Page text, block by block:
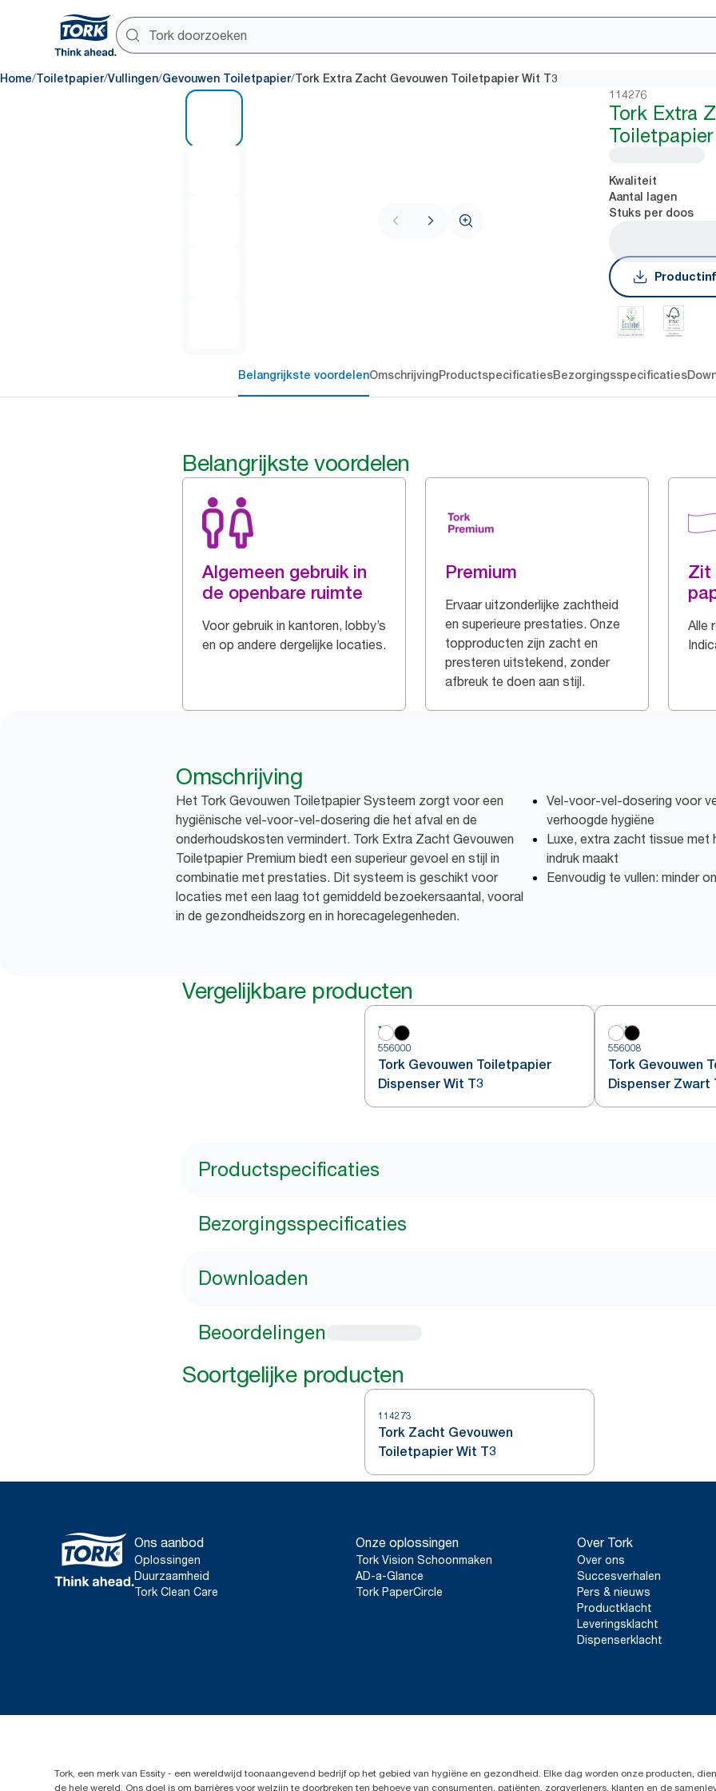
Home/Toiletpapier/Vullingen/Gevouwen Toiletpapier/Tork Extra Zacht Gevouwen Toiletpapier Wit T3
114276
Tork Extra
Kwaliteit
Aantal lagen
Stuks per doos
Belangrijkste voordelenOmschrijvingProductspecificatiesBezorgingsspecificaties
Belangrijkste voordelen
Algemeen gebruik in
de openbare ruimte
Voor gebruik in kantoren, lobby’s
en op andere dergelijke locaties.
Premium
Ervaar uitzonderlijke zachtheid
en superieure prestaties. Onze
topproducten zijn zacht en
presteren uitstekend, zonder
afbreuk te doen aan stijl.
Zit
Alle
Omschrijving
Het Tork Gevouwen Toiletpapier Systeem zorgt voor een
hygiënische vel-voor-vel-dosering die het afval en de
onderhoudskosten vermindert. Tork Extra Zacht Gevouwen
Toiletpapier Premium biedt een superieur gevoel en stijl in
combinatie met prestaties. Dit systeem is geschikt voor
locaties met een laag tot gemiddeld bezoekersaantal, vooral
in de gezondheidszorg en in horecagelegenheden.
Vel-voor-vel-dosering voor
verhoogde hygiëne
Luxe, extra zacht tissue met
indruk maakt
Eenvoudig te vullen: minder
Vergelijkbare producten
556000
Tork Gevouwen Toiletpapier
Dispenser Wit T3
556008
Tork Gevouwen
Dispenser Zwart
Productspecificaties
Bezorgingsspecificaties
Downloaden
Beoordelingen
Soortgelijke producten
114273
Tork Zacht Gevouwen
Toiletpapier Wit T3
Ons aanbod
Oplossingen
Duurzaamheid
Tork Clean Care
Onze oplossingen
Tork Vision Schoonmaken
AD-a-Glance
Tork PaperCircle
Over Tork
Over ons
Succesverhalen
Pers & nieuws
Productklacht
Leveringsklacht
Dispenserklacht
Tork, een merk van Essity - een wereldwijd toonaangevend bedrijf op het gebied van hygiëne en gezondheid. Elke dag worden onze producten,
de hele wereld. Ons doel is om barrières voor welzijn te doorbreken ten behoeve van consumenten, patiënten, zorgverleners, klanten en de